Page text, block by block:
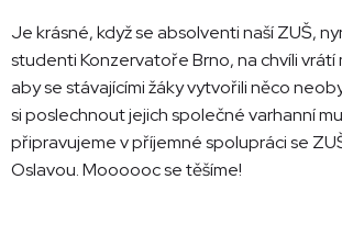
Je krásné, když se absolventi naší ZUŠ,
studenti Konzervatoře Brno, na chvíli vrátí
aby se stávajícími žáky vytvořili něco
si poslechnout jejich společné varhanní
připravujeme v příjemné spolupráci se
Oslavou. Moooooc se těšíme!